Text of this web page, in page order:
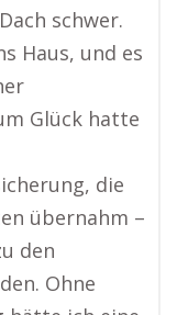
schwer.
Haus, und es
Glück hatte
die
übernahm –
den
Ohne